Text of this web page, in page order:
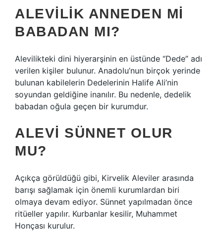
ALEVILIK ANNEDEN MI
BABADAN MI?
Alevilikteki dini hiyerarşinin en üstünde “Dede” adı
verilen kişiler bulunur. Anadolu’nun birçok yerinde
bulunan kabilelerin Dedelerinin Halife Ali’nin
soyundan geldiğine inanılır. Bu nedenle, dedelik
babadan oğula geçen bir kurumdur.
ALEVI SÜNNET OLUR
MU?
Açıkça görüldüğü gibi, Kirvelik Aleviler arasında
barışı sağlamak için önemli kurumlardan biri
olmaya devam ediyor. Sünnet yapılmadan önce
ritüeller yapılır. Kurbanlar kesilir, Muhammet
Honçası kurulur.